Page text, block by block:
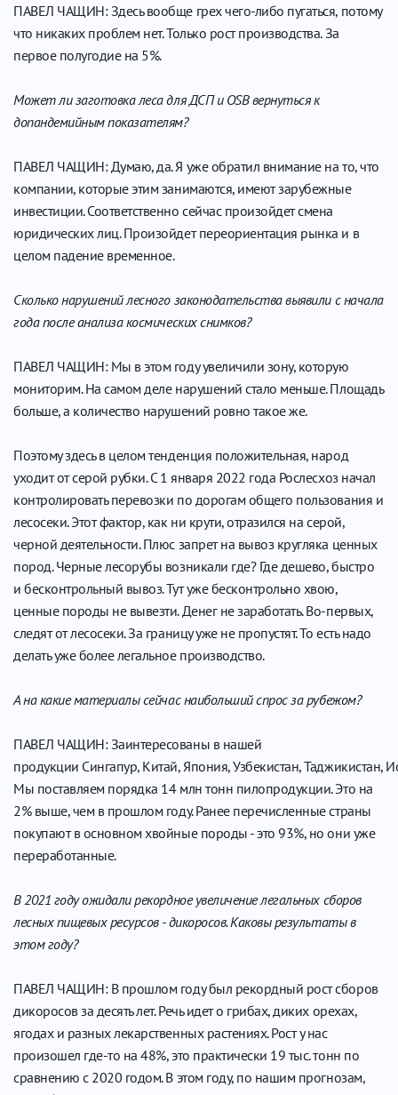
ПАВЕЛ ЧАЩИН: Здесь вообще грех чего-либо пугаться, потому
что никаких проблем нет. Только рост производства. За
первое полугодие на 5%.
Может ли заготовка леса для ДСП и OSB вернуться к
допандемийным показателям?
ПАВЕЛ ЧАЩИН: Думаю, да. Я уже обратил внимание на то, что
компании, которые этим занимаются, имеют зарубежные
инвестиции. Соответственно сейчас произойдет смена
юридических лиц. Произойдет переориентация рынка и в
целом падение временное.
Сколько нарушений лесного законодательства выявили с начала
года после анализа космических снимков?
ПАВЕЛ ЧАЩИН: Мы в этом году увеличили зону, которую
мониторим. На самом деле нарушений стало меньше. Площадь
больше, а количество нарушений ровно такое же.
Поэтому здесь в целом тенденция положительная, народ
уходит от серой рубки. С 1 января 2022 года Рослесхоз начал
контролировать перевозки по дорогам общего пользования и
лесосеки. Этот фактор, как ни крути, отразился на серой,
черной деятельности. Плюс запрет на вывоз кругляка ценных
пород. Черные лесорубы возникали где? Где дешево, быстро
и бесконтрольный вывоз. Тут уже бесконтрольно хвою,
ценные породы не вывезти. Денег не заработать. Во-первых,
следят от лесосеки. За границу уже не пропустят. То есть надо
делать уже более легальное производство.
А на какие материалы сейчас наибольший спрос за рубежом?
ПАВЕЛ ЧАЩИН: Заинтересованы в нашей
продукции Сингапур, Китай, Япония, Узбекистан, Таджикистан,
Мы поставляем порядка 14 млн тонн пилопродукции. Это на
2% выше, чем в прошлом году. Ранее перечисленные страны
покупают в основном хвойные породы - это 93%, но они уже
переработанные.
В 2021 году ожидали рекордное увеличение легальных сборов
лесных пищевых ресурсов - дикоросов. Каковы результаты в
этом году?
ПАВЕЛ ЧАЩИН: В прошлом году был рекордный рост сборов
дикоросов за десять лет. Речь идет о грибах, диких орехах,
ягодах и разных лекарственных растениях. Рост у нас
произошел где-то на 48%, это практически 19 тыс. тонн по
сравнению с 2020 годом. В этом году, по нашим прогнозам,